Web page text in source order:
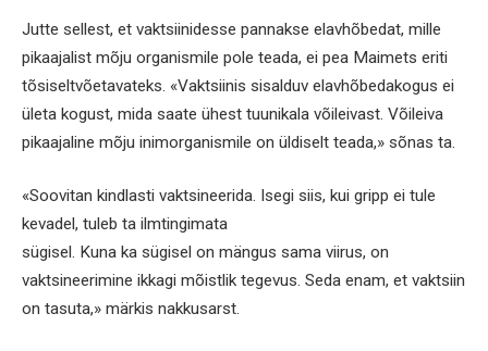
Jutte sellest, et vaktsiinidesse pannakse elavhõbedat, mille
pikaajalist mõju organismile pole teada, ei pea Maimets eriti
tõsiseltvõetavateks. «Vaktsiinis sisalduv elavhõbedakogus ei
ületa kogust, mida saate ühest tuunikala võileivast. Võileiva
pikaajaline mõju inimorganismile on üldiselt teada,» sõnas ta.
«Soovitan kindlasti vaktsineerida. Isegi siis, kui gripp ei tule
kevadel, tuleb ta ilmtingimata
sügisel. Kuna ka sügisel on mängus sama viirus, on
vaktsineerimine ikkagi mõistlik tegevus. Seda enam, et vaktsiin
on tasuta,» märkis nakkusarst.